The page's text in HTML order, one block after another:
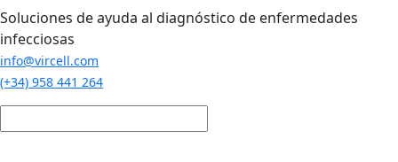
Pasar al contenido principal
Soluciones de ayuda al diagnóstico de enfermedades
infecciosas
info@vircell.com
(+34) 958 441 264